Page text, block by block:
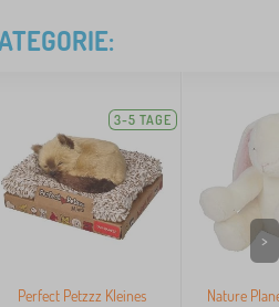
3-5 TAGE
Perfect Petzzz Kleines
Nature
>